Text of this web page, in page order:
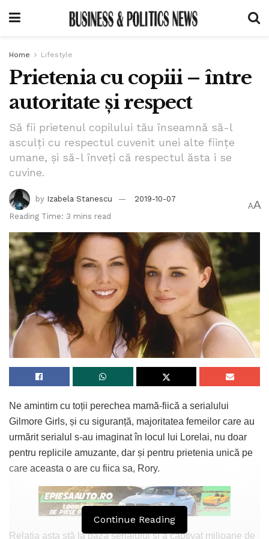
Home Lifestyle
Prietenia cu copiii – între
autoritate și respect
Să fii prietenul copilului tău înseamnă să-l
asculți cu respectul cuvenit unei alte ființe
umane, și să-l înveți că respectul ăsta i se
cuvine.
by Izabela Stanescu
2019-10-07
Reading Time: 3 mins read
AA
Ne amintim cu toții perechea mamă-fiică a serialului
Gilmore Girls, și cu siguranță, majoritatea femeilor care au
urmărit serialul s-au imaginat în locul lui Lorelai, nu doar
pentru replicile amuzante, dar și pentru prietenia unică pe
care aceasta o are cu fiica sa, Rory.
Relația asta stă la baza serialului și a captivat milioane de
Continue Reading